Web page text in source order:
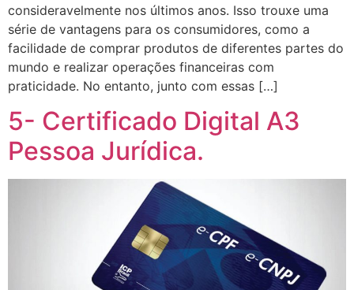
consideravelmente nos últimos anos. Isso trouxe uma
série de vantagens para os consumidores, como a
facilidade de comprar produtos de diferentes partes do
mundo e realizar operações financeiras com
praticidade. No entanto, junto com essas […]
5- Certificado Digital A3
Pessoa Jurídica.